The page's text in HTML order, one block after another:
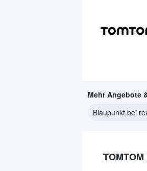
Mehr Angebote
Blaupunkt bei